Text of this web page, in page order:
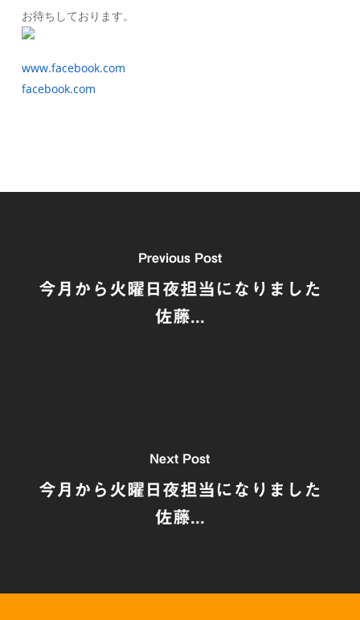
お待ちしております。
www.facebook.com
facebook.com
Previous Post
今月から火曜日夜担当になりました
佐藤...
Next Post
今月から火曜日夜担当になりました
佐藤...